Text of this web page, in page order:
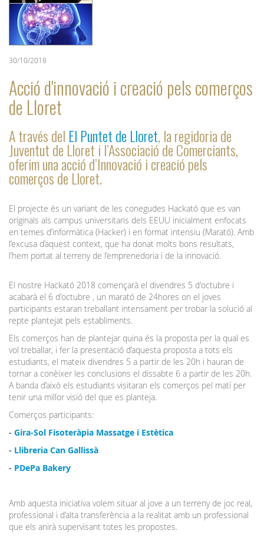
30/10/2018
Acció d'innovació i creació pels comerços
de Lloret
A través del El Puntet de Lloret, la regidoria de
Juventut de Lloret i l’Associació de Comerciants,
oferim una acció d’Innovació i creació pels
comerços de Lloret.
El projecte és un variant de les conegudes Hackató que es van
originals als campus universitaris dels EEUU inicialment enfocats
en temes d’informàtica (Hacker) i en format intensiu (Marató). Amb
l’excusa d’aquest context, que ha donat molts bons resultats,
l’hem portat al terreny de l’emprenedoria i de la innovació.
El nostre Hackató 2018 començarà el divendres 5 d'octubre i
acabarà el 6 d'octubre , un marató de 24hores on el joves
participants estaran treballant intensament per trobar la solució al
repte plantejat pels establiments.
Els comerços han de plantejar quina és la proposta per la qual es
vol treballar, i fer la presentació d’aquesta proposta a tots els
estudiants, el mateix divendres 5 a partir de les 20h i hauran de
tornar a conèixer les conclusions el dissabte 6 a partir de les 20h.
A banda d’això els estudiants visitaran els comerços pel matí per
tenir una millor visió del que es planteja.
Comerços participants:
- Gira-Sol Fisoteràpia Massatge i Estètica
- Llibreria Can Gallissà
- PDePa Bakery
Amb aquesta iniciativa volem situar al jove a un terreny de joc real,
professional i d’alta transferència a la realitat amb un professional
que els anirà supervisant totes les propostes.